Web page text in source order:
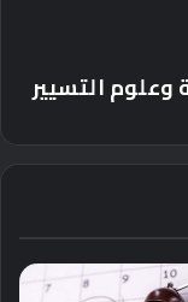
وعلوم التسيير